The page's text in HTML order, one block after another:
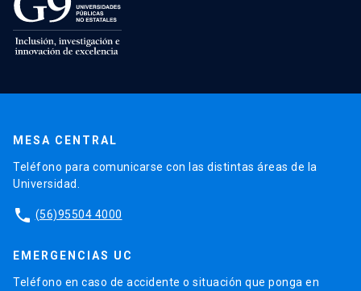
MESA CENTRAL
Teléfono para comunicarse con las distintas áreas de la
Universidad.
phone (56)95504 4000
EMERGENCIAS UC
Teléfono en caso de accidente o situación que ponga en